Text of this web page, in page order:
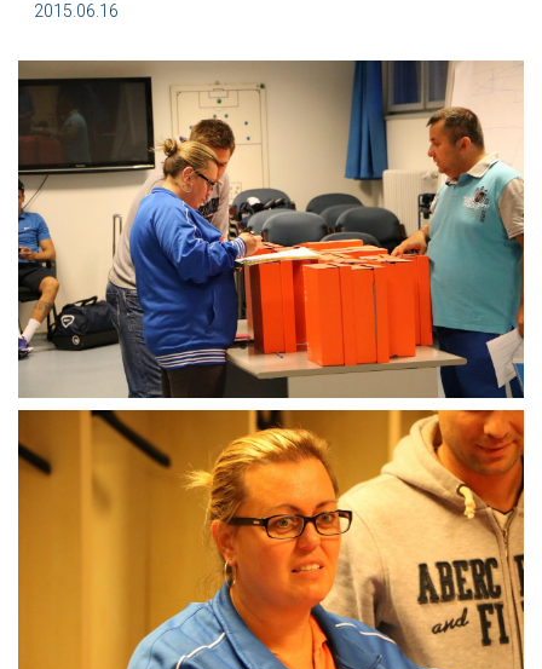
NYITÓLAP
HÍREK
CSAPATOK
MÉRKŐZÉSEK
KLUB
GALÉRIA
SZURKOLÓI ÉLMÉNYEK
AKKREDITÁCIÓ
2015.06.16